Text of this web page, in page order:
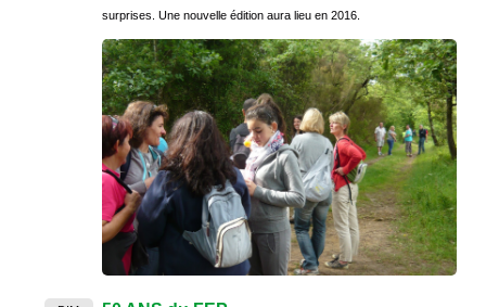
surprises. Une nouvelle édition aura lieu en 2016.